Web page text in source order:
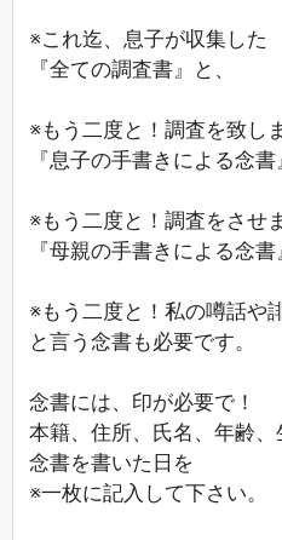
※これ迄、息子が収集した
『全ての調査書』と、
※もう二度と！調査を致し
『息子の手書きによる念書
※もう二度と！調査をさせ
『母親の手書きによる念書
※もう二度と！私の噂話や
と言う念書も必要です。
念書には、印が必要で！
本籍、住所、氏名、年齢
念書を書いた日を
※一枚に記入して下さい。